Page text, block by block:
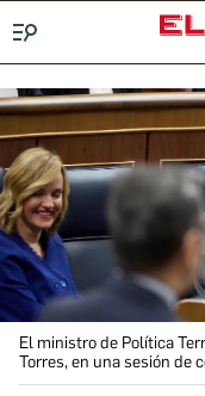
El ministro de Política
Torres, en una sesión de